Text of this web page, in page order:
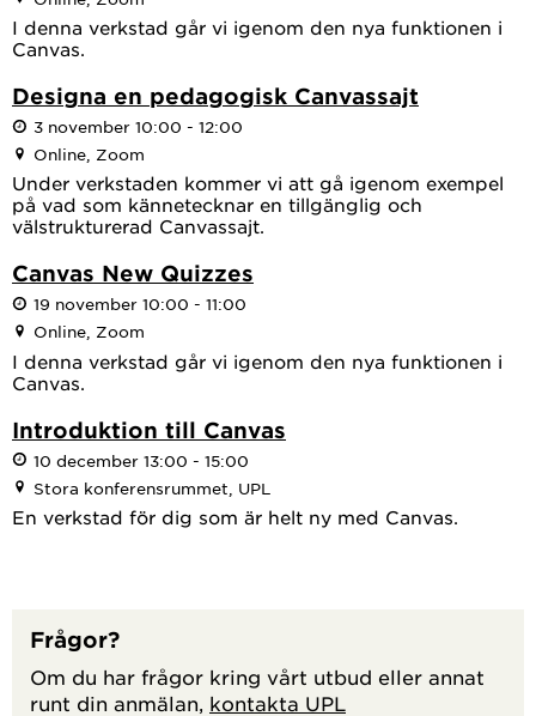
I denna verkstad går vi igenom den nya funktionen i
Canvas.
Designa en pedagogisk Canvassajt
3 november 10:00 - 12:00
Online, Zoom
Under verkstaden kommer vi att gå igenom exempel
på vad som kännetecknar en tillgänglig och
välstrukturerad Canvassajt.
Canvas New Quizzes
19 november 10:00 - 11:00
Online, Zoom
I denna verkstad går vi igenom den nya funktionen i
Canvas.
Introduktion till Canvas
10 december 13:00 - 15:00
Stora konferensrummet, UPL
En verkstad för dig som är helt ny med Canvas.
Frågor?
Om du har frågor kring vårt utbud eller annat
runt din anmälan, kontakta UPL